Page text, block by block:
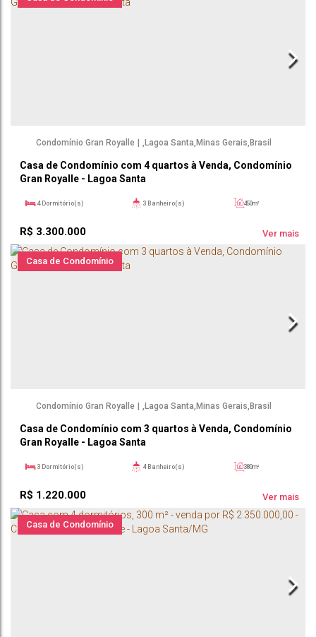
Casa de Condomínio com 4 quartos à Venda, Condomínio
Gran Royalle - Lagoa Santa
R$ 3.300.000
Condomínio Gran Royalle Lagoa Santa Minas Gerais Brasil
4 Dormitório(s) 3 Banheiro(s)
450m²
4
Vaga(s) Ver mais
Casa de Condomínio
Casa de Condomínio com 3 quartos à Venda, Condomínio
Gran Royalle - Lagoa Santa
R$ 1.220.000
Condomínio Gran Royalle Lagoa Santa Minas Gerais Brasil
3 Dormitório(s) 4 Banheiro(s)
380m²
2
Vaga(s) Ver mais
Casa de Condomínio